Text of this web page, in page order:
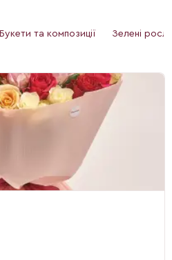
Букети та композиції Зелені